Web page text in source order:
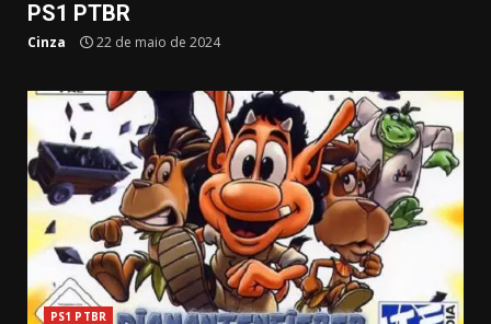
PS1 PTBR
Cinza 22 de maio de 2024
PS1 PTBR